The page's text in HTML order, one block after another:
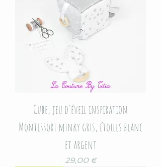
Cube, jeu d'éveil inspiration
Montessori minky gris, étoiles blanc
et argent
Prix
29,00 €